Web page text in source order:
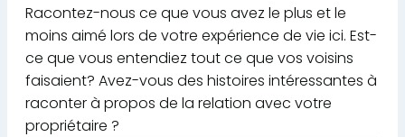
Racontez-nous ce que vous avez le plus et le
moins aimé lors de votre expérience de vie ici. Est-
ce que vous entendiez tout ce que vos voisins
faisaient? Avez-vous des histoires intéressantes à
raconter à propos de la relation avec votre
propriétaire ?